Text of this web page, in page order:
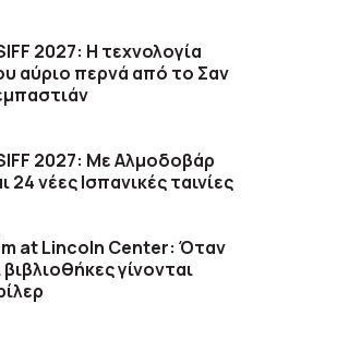
2027: Η τεχνολογία
αύριο περνά από το Σαν
2027: Με Αλμοδοβάρ
24 νέες Ισπανικές ταινίες
at Lincoln Center: Όταν
βιβλιοθήκες γίνονται